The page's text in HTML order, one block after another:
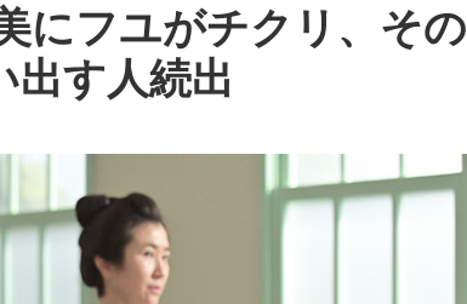
にフユがチクリ、その
出す人続出